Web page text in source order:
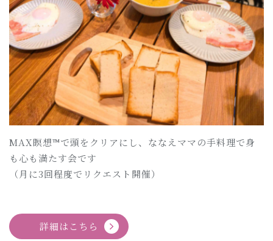
MAX瞑想™で頭をクリアにし、ななえママの手料理で身
も心も満たす会です
（月に3回程度でリクエスト開催）
詳細はこちら